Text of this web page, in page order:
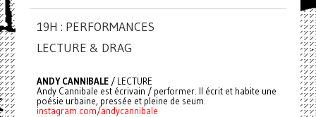
19H : PERFORMANCES
LECTURE & DRAG
ANDY CANNIBALE/ LECTURE
Andy Cannibale est écrivain / performer. Il écrit et habite une
poésie urbaine, pressée et pleine de seum.
instagram.com/andycannibale